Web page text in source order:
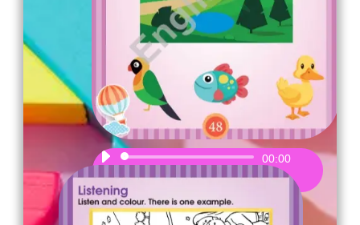
Audio
Player
00:00